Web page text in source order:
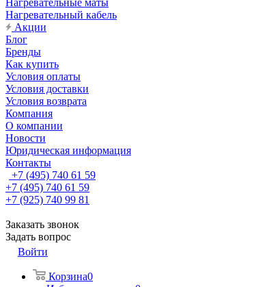
Нагревательные маты
Нагревательный кабель
Акции
Блог
Бренды
Как купить
Условия оплаты
Условия доставки
Условия возврата
Компания
О компании
Новости
Юридическая информация
Контакты
+7 (495) 740 61 59
+7 (495) 740 61 59
+7 (925) 740 99 81
Заказать звонок
Задать вопрос
Войти
Корзина0